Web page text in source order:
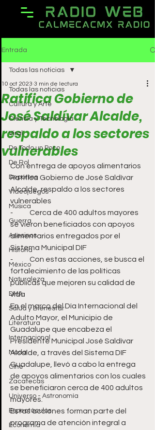
Entrada
Todas las noticias
Cultura y Arte
Ciencia y Tecnología
Viral
De Todo un Poco
De Rol
Deportes
Videojuegos
Música
Guerra
Asesinos
Historia
México
Naturaleza
DMA
Salud y Bienestar
Literatura
Internacional
Moda
Cine
Zacatecas
Universo - Astronomía
Espectáculos
Economía
Todas las noticias
Ratifica Gobierno de
José Saldívar Alcalde,
respaldo a los sectores
vulnerables
10 oct 2023 3 min de lectura
Con entrega de apoyos alimentarios
Ratifica Gobierno de José Saldívar
Alcalde, respaldo a los sectores
vulnerables
-	Cerca de 400 adultos mayores
se vieron beneficiados con apoyos
alimentarios entregados por el
Sistema Municipal DIF
-	Con estas acciones, se busca el
fortalecimiento de las políticas
públicas que mejoren su calidad de
vida
En el marco del Día Internacional del
Adulto Mayor, el Municipio de
Guadalupe que encabeza el
Presidente Municipal José Saldívar
Alcalde, a través del Sistema DIF
Guadalupe, llevó a cabo la entrega
de apoyos alimentarios con los cuales
se beneficiaron cerca de 400 adultos
mayores.
Estas acciones forman parte del
programa de atención integral a